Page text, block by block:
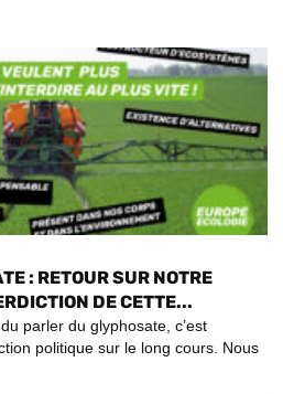
: RETOUR SUR NOTRE
DE CETTE...
parler du glyphosate, c’est
politique sur le long cours. Nous